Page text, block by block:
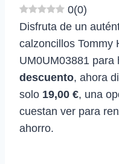
0(0)
Disfruta de un
calzoncillos Tommy
UM0UM03881 para
descuento, ahora
solo 19,00 €, una
cuestan ver para
ahorro.